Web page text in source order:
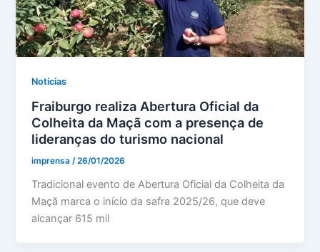
Notícias
Fraiburgo realiza Abertura Oficial da
Colheita da Maçã com a presença de
lideranças do turismo nacional
imprensa/26/01/2026
Tradicional evento de Abertura Oficial da Colheita da
Maçã marca o início da safra 2025/26, que deve
alcançar 615 mil